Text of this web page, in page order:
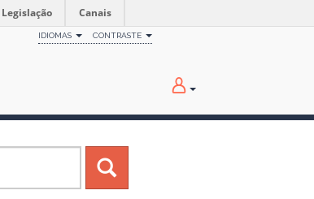
Legislação Canais
IDIOMAS CONTRASTE